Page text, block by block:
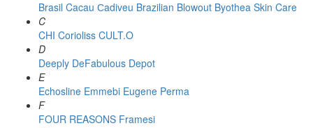
Brasil Cacau Сadiveu Brazilian Blowout Byothea Skin Care
C
CHI Corioliss CULT.O
D
Deeply DeFabulous Depot
E
Echosline Emmebi Eugene Perma
F
FOUR REASONS Framesi